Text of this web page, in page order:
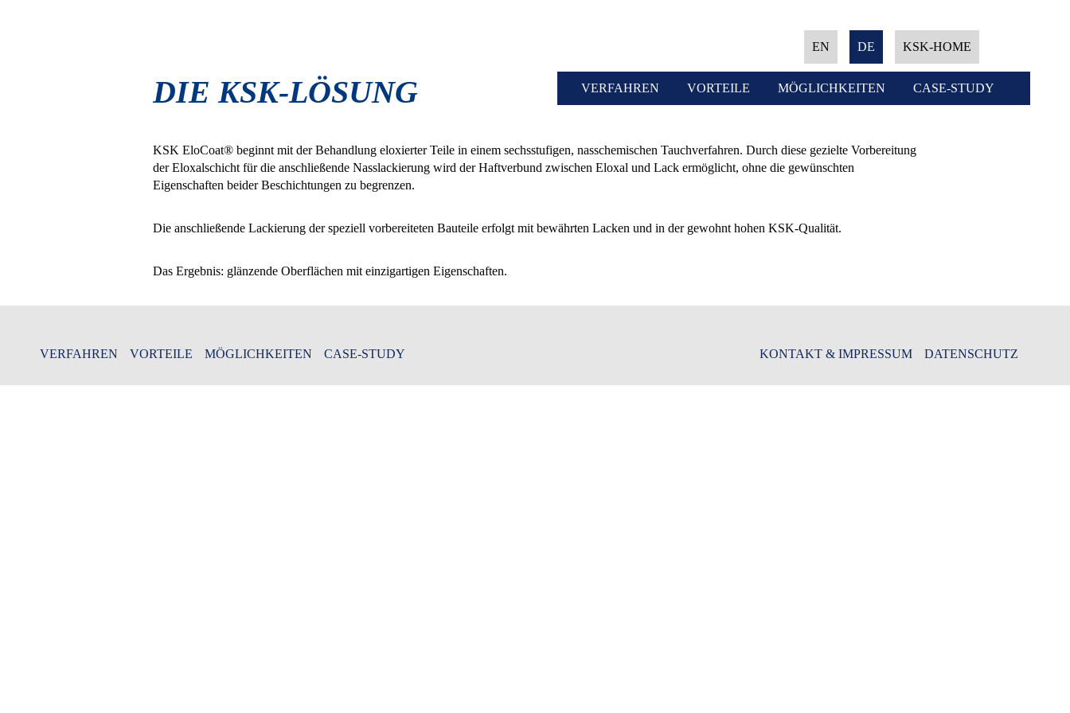
KSK-HOME
DE
EN
VERFAHREN VORTEILE MÖGLICHKEITEN CASE-STUDY
DIE KSK-LÖSUNG
KSK EloCoat® beginnt mit der Behandlung eloxierter Teile in einem sechsstufigen, nasschemischen Tauchverfahren. Durch diese gezielte Vorbereitung
der Eloxalschicht für die anschließende Nasslackierung wird der Haftverbund zwischen Eloxal und Lack ermöglicht, ohne die gewünschten
Eigenschaften beider Beschichtungen zu begrenzen.
Die anschließende Lackierung der speziell vorbereiteten Bauteile erfolgt mit bewährten Lacken und in der gewohnt hohen KSK-Qualität.
Das Ergebnis: glänzende Oberflächen mit einzigartigen Eigenschaften.
VERFAHREN VORTEILE MÖGLICHKEITEN CASE-STUDY KONTAKT & IMPRESSUM DATENSCHUTZ